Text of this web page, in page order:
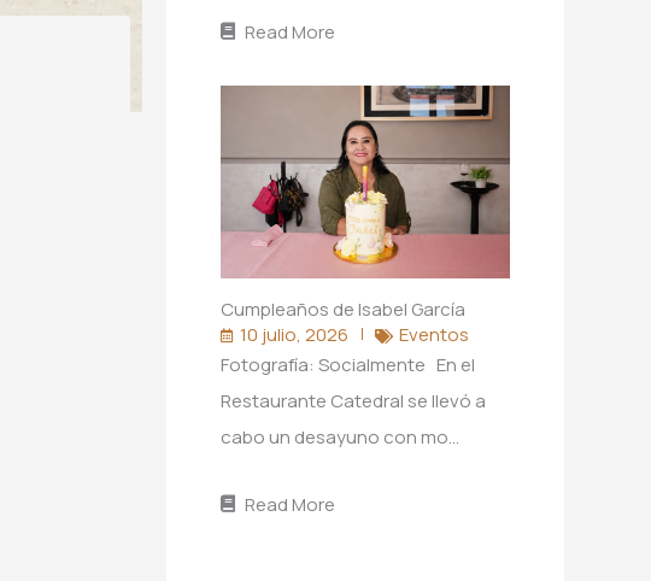
Read More
Cumpleaños de Isabel García
10 julio, 2026
Eventos
Fotografía: Socialmente En el
Restaurante Catedral se llevó a
cabo un desayuno con mo…
Read More